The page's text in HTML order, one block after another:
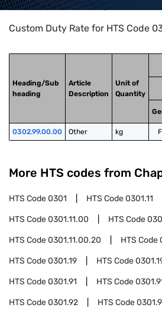
Home>HTS Codes> Chapter
Custom Duty Rate for HTS Code
Heading/Sub
heading
Article
Description
Unit of
Quantity
0302.99.00.00 Other kg
More HTS codes from
HTS Code0301 HTS Code0301.11
HTS Code0301.11.00 HTS Code
HTS Code0301.11.00.20 HTS Code
HTS Code0301.19 HTS Code
HTS Code0301.91 HTS Code
HTS Code0301.92 HTS Code